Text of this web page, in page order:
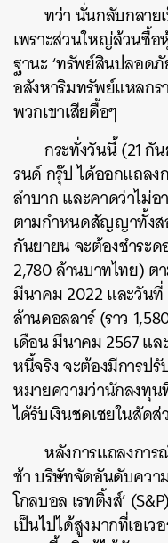
ทว่า นั่นกลับกลาย
เพราะส่วนใหญ่ล้วนซื้อ
ฐานะ‘ทรัพย์สินปลอด
อสังหาริมทรัพย์แหลก
พวกเขาเสียดื้อๆ
กระทั่งวันนี้(21กั
รนด์ กรุ๊ป ได้ออกแถล
ลำบาก และคาดว่าไม่
ตามกำหนดสัญญาทั้งส
กันยายน จะต้องชำระ
2,780 ล้านบาทไทย)ต
มีนาคม 2022และวันที่
ล้านดอลลาร์(ราว
เดือน มีนาคม 2567 แ
หนี้จริง จะต้องมีการป
หมายความว่านักลงทุน
ได้รับเงินชดเชยในสัด
หลังการแถลงการ
ช้าบริษัทจัดอันดับควา
โกลบอล เรทติ้งส์’ (S&P)
เป็นไปได้สูงมากที่เอเ